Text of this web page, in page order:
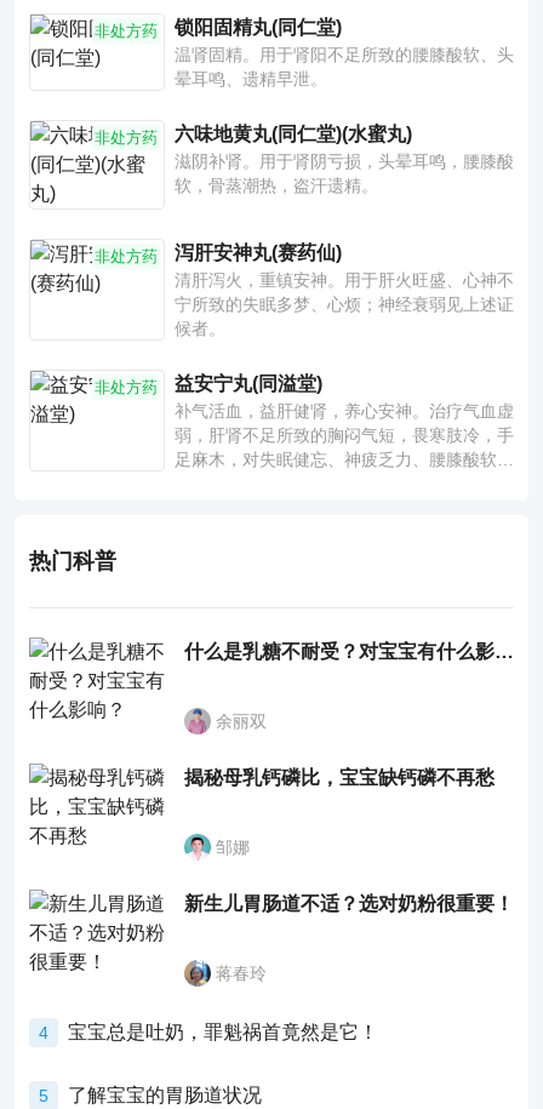
非处方药 锁阳固精丸(同仁堂)
温肾固精。用于肾阳不足所致的腰膝酸软、头
晕耳鸣、遗精早泄。
非处方药 六味地黄丸(同仁堂)(水蜜丸)
滋阴补肾。用于肾阴亏损，头晕耳鸣，腰膝酸
软，骨蒸潮热，盗汗遗精。
非处方药 泻肝安神丸(赛药仙)
清肝泻火，重镇安神。用于肝火旺盛、心神不
宁所致的失眠多梦、心烦；神经衰弱见上述证
候者。
非处方药 益安宁丸(同溢堂)
补气活血，益肝健肾，养心安神。治疗气血虚
弱，肝肾不足所致的胸闷气短，畏寒肢冷，手
足麻木，对失眠健忘、神疲乏力、腰膝酸软也
热门科普
什么是乳糖不耐受？对宝宝有什么影响？
余丽双
揭秘母乳钙磷比，宝宝缺钙磷不再愁
邹娜
新生儿胃肠道不适？选对奶粉很重要！
蒋春玲
4 宝宝总是吐奶，罪魁祸首竟然是它！
5 了解宝宝的胃肠道状况